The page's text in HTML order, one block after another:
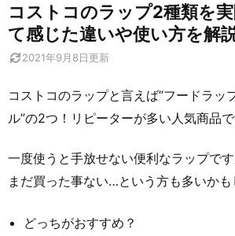
コストコのラップ2種類を
て感じた違いや使い方を解
2021年9月8日更新
コストコのラップと言えば”フードラッ
ル”の2つ！リピーターが多い人気商品で
一度使うと手放せない便利なラップで
まだ買った事ない…という方も多いかも
どっちがおすすめ？